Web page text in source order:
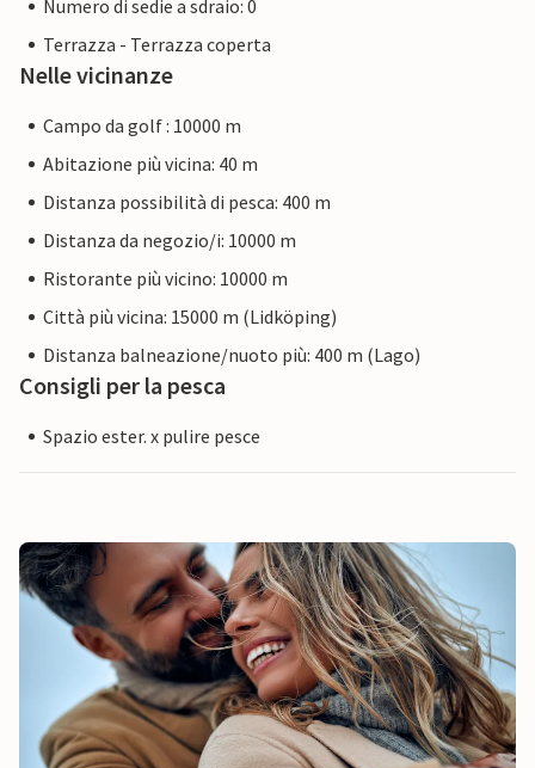
Numero di sedie a sdraio: 0
Terrazza - Terrazza coperta
Nelle vicinanze
Campo da golf : 10000 m
Abitazione più vicina: 40 m
Distanza possibilità di pesca: 400 m
Distanza da negozio/i: 10000 m
Ristorante più vicino: 10000 m
Città più vicina: 15000 m (Lidköping)
Distanza balneazione/nuoto più: 400 m (Lago)
Consigli per la pesca
Spazio ester. x pulire pesce